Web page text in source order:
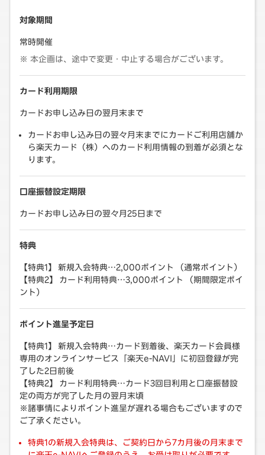
対象期間
常時開催
本企画は、途中で変更・中止する場合がございます。
カード利用期限
カードお申し込み日の翌月末まで
カードお申し込み日の翌々月末までにカードご利用店舗か
ら楽天カード（株）へのカード利用情報の到着が必須とな
ります。
口座振替設定期限
カードお申し込み日の翌々月25日まで
特典
【特典1】 新規入会特典…2,000ポイント （通常ポイント）
【特典2】 カード利用特典…3,000ポイント （期間限定ポイ
ント）
ポイント進呈予定日
【特典1】 新規入会特典…カード到着後、楽天カード会員様
専用のオンラインサービス「楽天e-NAVI」に初回登録が完
了した2日前後
【特典2】 カード利用特典…カード3回目利用と口座振替設
定の両方が完了した月の翌月末頃
※諸事情によりポイント進呈が遅れる場合もございますので
ご了承ください。
特典1の新規入会特典は、ご契約日から7カ月後の月末まで